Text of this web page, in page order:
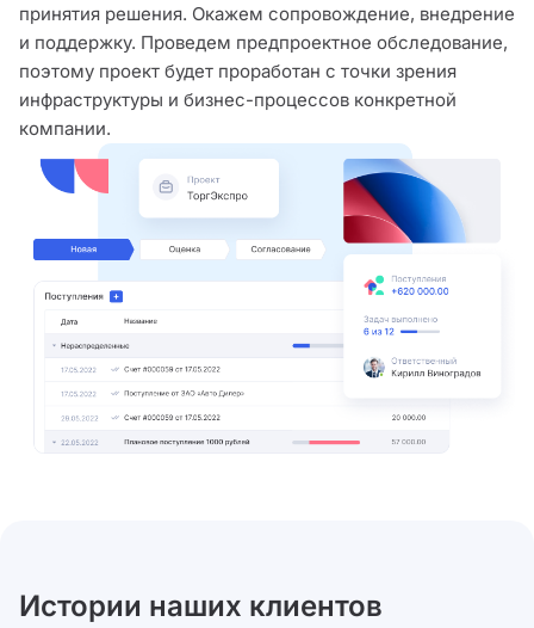
принятия решения. Окажем сопровождение, внедрение
и поддержку. Проведем предпроектное обследование,
поэтому проект будет проработан с точки зрения
инфраструктуры и бизнес-процессов конкретной
компании.
Истории наших клиентов